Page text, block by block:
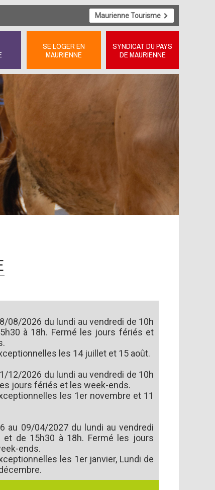
Maurienne Tourisme
SE LOGER EN
MAURIENNE
SYNDICAT DU PAYS
DE MAURIENNE
08/2026 du lundi au vendredi de 10h
à 18h. Fermé les jours fériés et
les 14 juillet et 15 août.
12/2026 du lundi au vendredi de 10h
jours fériés et les week-ends.
les 1er novembre et 11
au 09/04/2027 du lundi au vendredi
et de 15h30 à 18h. Fermé les jours
ends.
les 1er janvier, Lundi de